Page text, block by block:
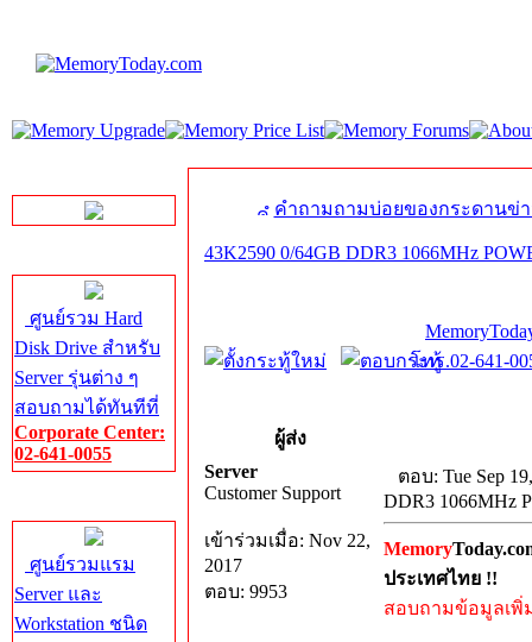
ศูนย์รวม Hard
Disk Drive สำหรับ
Server รุ่นต่าง ๆ
สอบถามได้ทันทีที่
Corporate Center:
02-641-0055
ศูนย์รวมแรม
Server และ
Workstation ชนิด
คำถามถามบ่อยของกระดานข่
43K2590 0/64GB DDR3 1066MHz
โทร.02-641-
ผู้ส่ง
Server
Customer Support
เข้าร่วมเมื่อ: Nov 22,
2017
ตอบ: 9953
ตอบ: Tue Sep
DDR3 1066MHz
Memory
ประเทศไทย !!
สอบถามข้อมูลเพิ่